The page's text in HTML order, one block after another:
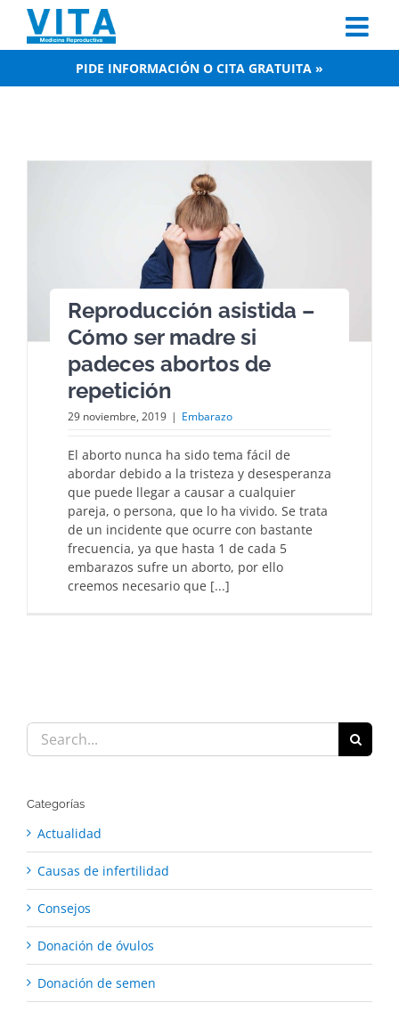
content
PIDE INFORMACIÓN O CITA GRATUITA »
Reproducción asistida –
Cómo ser madre si
padeces abortos de
repetición
29 noviembre, 2019 | Embarazo
El aborto nunca ha sido tema fácil de
abordar debido a la tristeza y desesperanza
que puede llegar a causar a cualquier
pareja, o persona, que lo ha vivido. Se trata
de un incidente que ocurre con bastante
frecuencia, ya que hasta 1 de cada 5
embarazos sufre un aborto, por ello
creemos necesario que [...]
Search
for:
Categorías
Actualidad
Causas de infertilidad
Consejos
Donación de óvulos
Donación de semen